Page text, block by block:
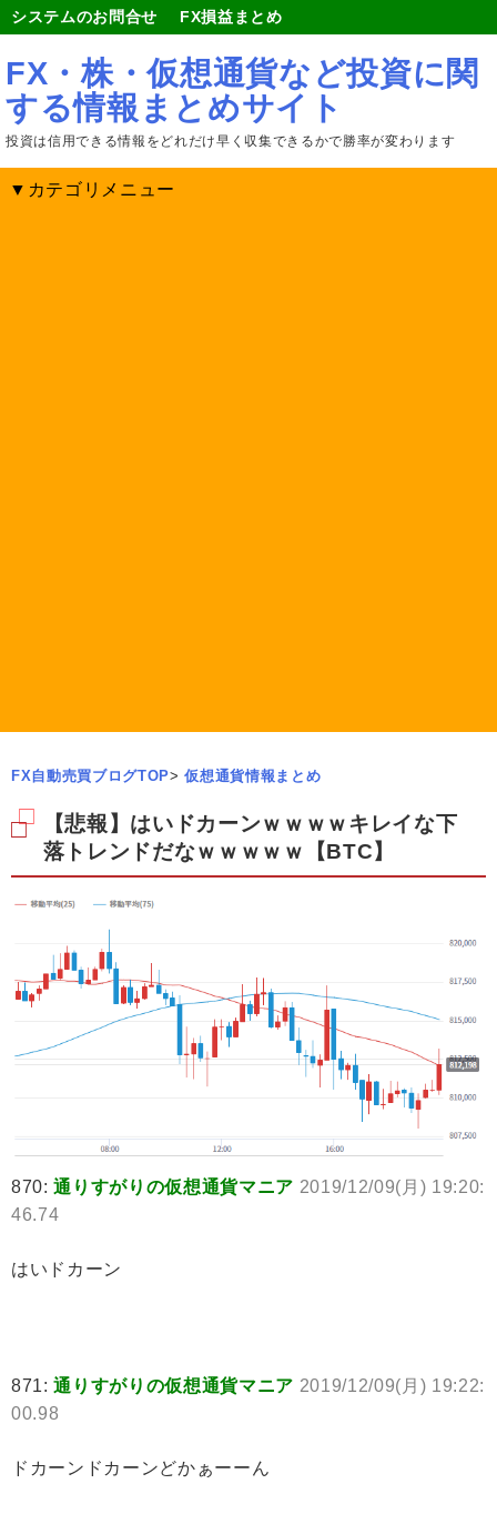
システムのお問合せ FX損益まとめ
FX・株・仮想通貨など投資に関
する情報まとめサイト
投資は信用できる情報をどれだけ早く収集できるかで勝率が変わります
▼カテゴリメニュー
FX自動売買ブログTOP> 仮想通貨情報まとめ
【悲報】はいドカーンｗｗｗｗキレイな下
落トレンドだなｗｗｗｗｗ【BTC】
870:通りすがりの仮想通貨マニア 2019/12/09(月) 19:20:
46.74
はいドカーン
871:通りすがりの仮想通貨マニア 2019/12/09(月) 19:22:
00.98
ドカーンドカーンどかぁーーん